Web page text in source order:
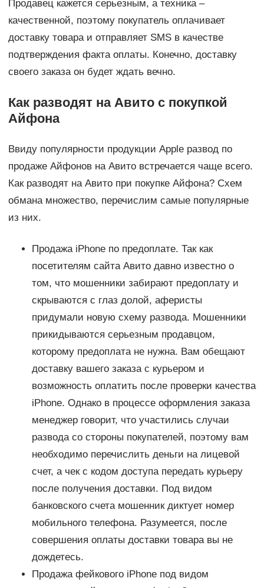
Продавец кажется серьезным, а техника –
качественной, поэтому покупатель оплачивает
доставку товара и отправляет SMS в качестве
подтверждения факта оплаты. Конечно, доставку
своего заказа он будет ждать вечно.
Как разводят на Авито с покупкой
Айфона
Ввиду популярности продукции Apple развод по
продаже Айфонов на Авито встречается чаще всего.
Как разводят на Авито при покупке Айфона? Схем
обмана множество, перечислим самые популярные
из них.
Продажа iPhone по предоплате. Так как
посетителям сайта Авито давно известно о
том, что мошенники забирают предоплату и
скрываются с глаз долой, аферисты
придумали новую схему развода. Мошенники
прикидываются серьезным продавцом,
которому предоплата не нужна. Вам обещают
доставку вашего заказа с курьером и
возможность оплатить после проверки качества
iPhone. Однако в процессе оформления заказа
менеджер говорит, что участились случаи
развода со стороны покупателей, поэтому вам
необходимо перечислить деньги на лицевой
счет, а чек с кодом доступа передать курьеру
после получения доставки. Под видом
банковского счета мошенник диктует номер
мобильного телефона. Разумеется, после
совершения оплаты доставки товара вы не
дождетесь.
Продажа фейкового iPhone под видом